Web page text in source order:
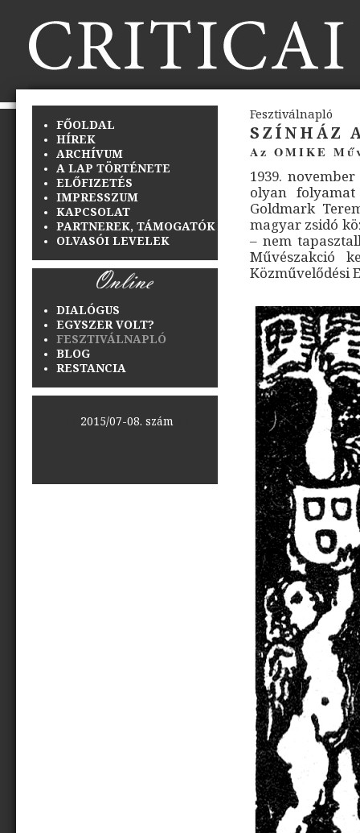
FŐOLDAL
HÍREK
ARCHÍVUM
A LAP TÖRTÉNETE
ELŐFIZETÉS
IMPRESSZUM
KAPCSOLAT
PARTNEREK, TÁMOGATÓK
OLVASÓI LEVELEK
DIALÓGUS
EGYSZER VOLT?
FESZTIVÁLNAPLÓ
BLOG
RESTANCIA
2015/07-08. szám>>
Fesztiválnapló
SZÍNHÁZ
Az OMIKE
1939.
olyan
Goldmark
magyar zsidó
– nem
Művészakció
Közművelődési